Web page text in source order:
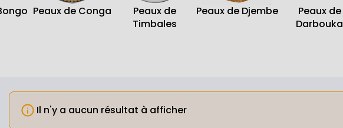
Peaux de Conga
Peaux de
Timbales
Peaux de Djembe
Peaux de
Darbouka
InfoIl n'y a aucun résultat à afficher